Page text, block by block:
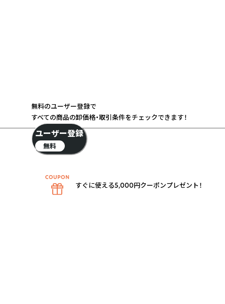
無料のユーザー登録で
すべての商品の卸価格・取引条件をチェックできます！
ユーザー登録
無料
すぐに使える5,000円クーポンプレゼント！